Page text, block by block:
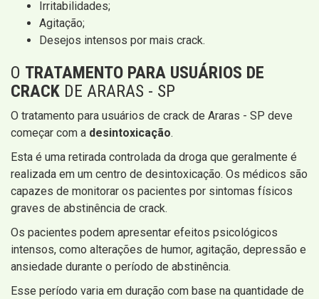
Irritabilidades;
Agitação;
Desejos intensos por mais crack.
O TRATAMENTO PARA USUÁRIOS DE
CRACK DE ARARAS - SP
O tratamento para usuários de crack de Araras - SP deve
começar com a desintoxicação.
Esta é uma retirada controlada da droga que geralmente é
realizada em um centro de desintoxicação. Os médicos são
capazes de monitorar os pacientes por sintomas físicos
graves de abstinência de crack.
Os pacientes podem apresentar efeitos psicológicos
intensos, como alterações de humor, agitação, depressão e
ansiedade durante o período de abstinência.
Esse período varia em duração com base na quantidade de